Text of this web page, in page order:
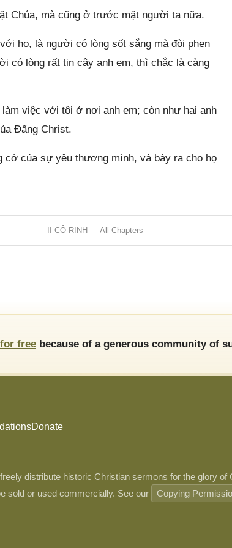
Chúa, mà cũng ở trước mặt người ta nữa.
họ, là người có lòng sốt sắng mà đòi phen
có lòng rất tin cậy anh em, thì chắc là càng
việc với tôi ở nơi anh em; còn như hai anh
Đấng Christ.
của sự yêu thương mình, và bày ra cho họ
II CÔ-RINH — All Chapters
free because of a generous community of
Donate
distribute historic Christian sermons for the glory
sold or used commercially. See our
Copying